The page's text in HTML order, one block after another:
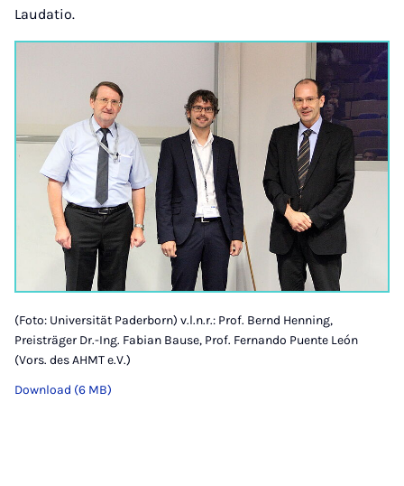
Laudatio.
(Foto: Universität Paderborn) v.l.n.r.: Prof. Bernd Henning,
Preisträger Dr.-Ing. Fabian Bause, Prof. Fernando Puente León
(Vors. des AHMT e.V.)
Download (6 MB)